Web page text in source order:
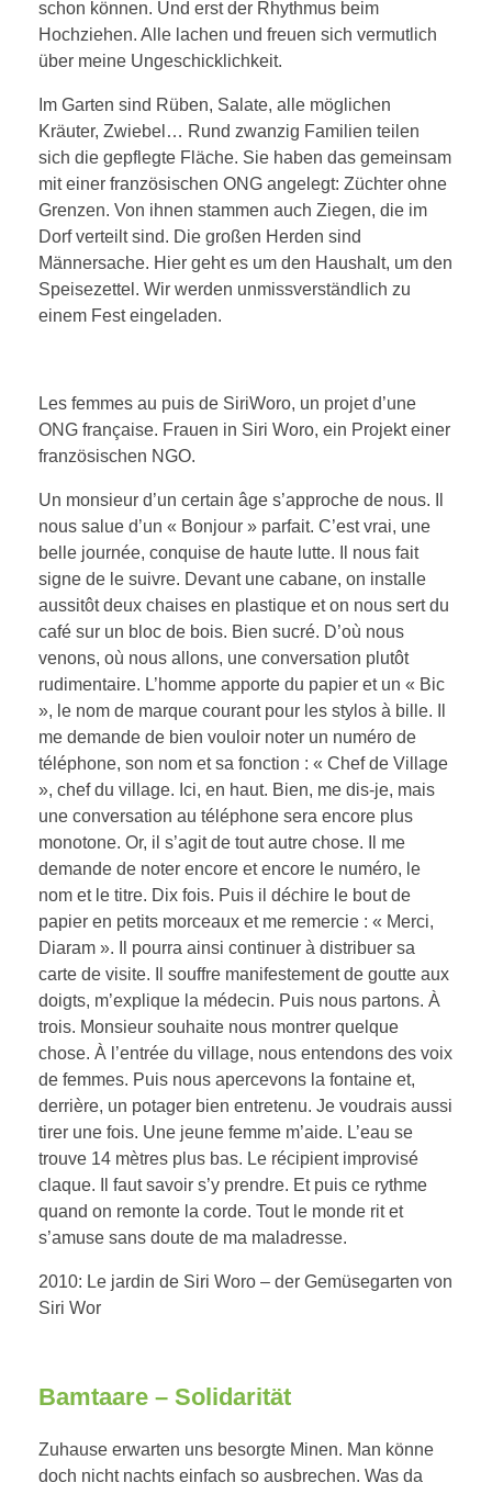
schon können. Und erst der Rhythmus beim
Hochziehen. Alle lachen und freuen sich vermutlich
über meine Ungeschicklichkeit.
Im Garten sind Rüben, Salate, alle möglichen
Kräuter, Zwiebel… Rund zwanzig Familien teilen
sich die gepflegte Fläche. Sie haben das gemeinsam
mit einer französischen ONG angelegt: Züchter ohne
Grenzen. Von ihnen stammen auch Ziegen, die im
Dorf verteilt sind. Die großen Herden sind
Männersache. Hier geht es um den Haushalt, um den
Speisezettel. Wir werden unmissverständlich zu
einem Fest eingeladen.
Les femmes au puis de SiriWoro, un projet d’une
ONG française. Frauen in Siri Woro, ein Projekt einer
französischen NGO.
Un monsieur d’un certain âge s’approche de nous. Il
nous salue d’un « Bonjour » parfait. C’est vrai, une
belle journée, conquise de haute lutte. Il nous fait
signe de le suivre. Devant une cabane, on installe
aussitôt deux chaises en plastique et on nous sert du
café sur un bloc de bois. Bien sucré. D’où nous
venons, où nous allons, une conversation plutôt
rudimentaire. L’homme apporte du papier et un « Bic
», le nom de marque courant pour les stylos à bille. Il
me demande de bien vouloir noter un numéro de
téléphone, son nom et sa fonction : « Chef de Village
», chef du village. Ici, en haut. Bien, me dis-je, mais
une conversation au téléphone sera encore plus
monotone. Or, il s’agit de tout autre chose. Il me
demande de noter encore et encore le numéro, le
nom et le titre. Dix fois. Puis il déchire le bout de
papier en petits morceaux et me remercie : « Merci,
Diaram ». Il pourra ainsi continuer à distribuer sa
carte de visite. Il souffre manifestement de goutte aux
doigts, m’explique la médecin. Puis nous partons. À
trois. Monsieur souhaite nous montrer quelque
chose. À l’entrée du village, nous entendons des voix
de femmes. Puis nous apercevons la fontaine et,
derrière, un potager bien entretenu. Je voudrais aussi
tirer une fois. Une jeune femme m’aide. L’eau se
trouve 14 mètres plus bas. Le récipient improvisé
claque. Il faut savoir s’y prendre. Et puis ce rythme
quand on remonte la corde. Tout le monde rit et
s’amuse sans doute de ma maladresse.
2010: Le jardin de Siri Woro – der Gemüsegarten von
Siri Wor
Bamtaare – Solidarität
Zuhause erwarten uns besorgte Minen. Man könne
doch nicht nachts einfach so ausbrechen. Was da